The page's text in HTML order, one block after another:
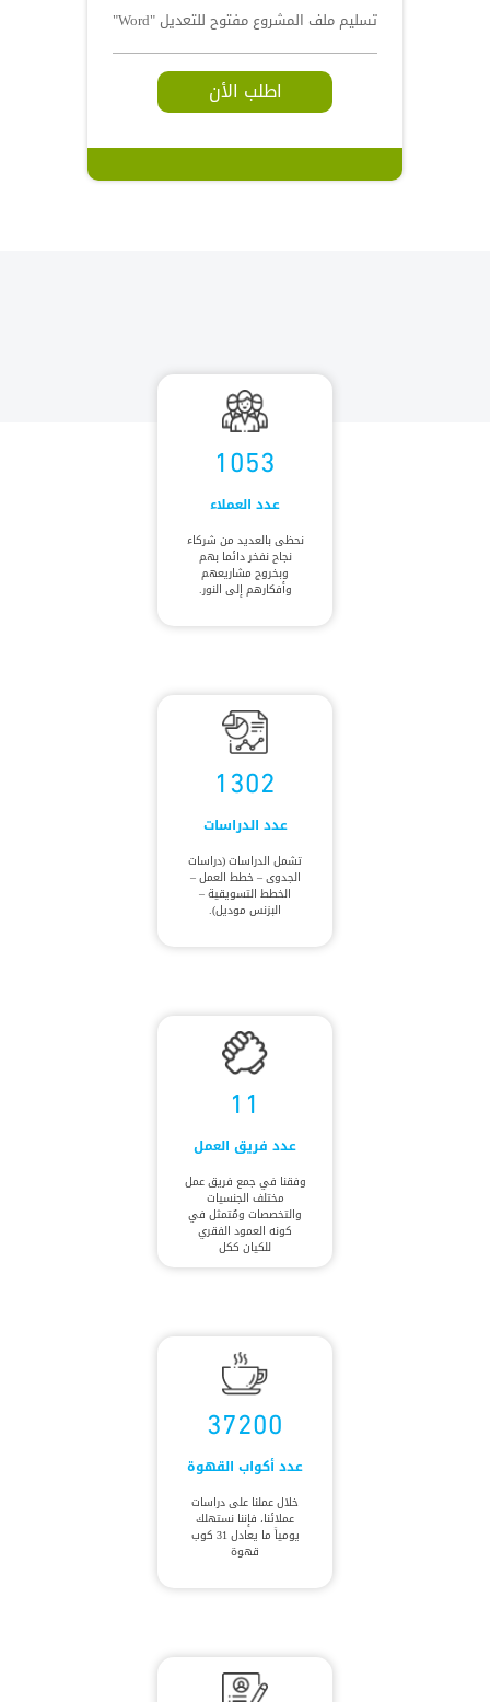
تسليم ملف المشروع مفتوح للتعديل "Word"
اطلب الأن
1053
عدد العملاء
نحظى بالعديد من شركاء
نجاح نفخر دائما بهم
وبخروج مشاريعهم
وأفكارهم إلى النور.
1302
عدد الدراسات
تشمل الدراسات (دراسات
الجدوى – خطط العمل –
الخطط التسويقية –
البزنس موديل).
11
عدد فريق العمل
وفقنا في جمع فريق عمل
مختلف الجنسيات
والتخصصات ومُتمثل في
كونه العمود الفقري
للكيان ككل
37200
عدد أكواب القهوة
خلال عملنا على دراسات
عملائنا، فإننا نستهلك
يومياً ما يعادل 31 كوب
قهوة